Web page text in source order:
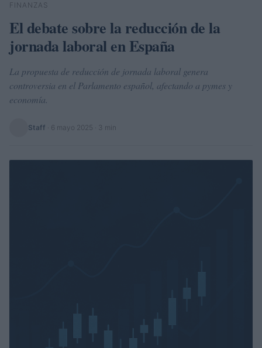
Buscar
FINANZAS
El debate sobre la reducción de la
jornada laboral en España
La propuesta de reducción de jornada laboral genera
controversia en el Parlamento español, afectando a pymes y
economía.
Staff 6 mayo 2025 · 3 min